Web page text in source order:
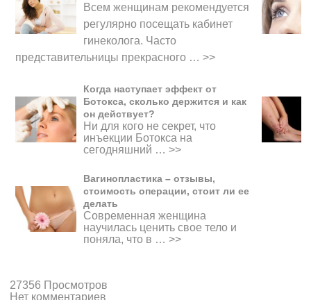
Всем женщинам рекомендуется
регулярно посещать кабинет
гинеколога. Часто
представительницы прекрасного … >>
Когда наступает эффект от
Ботокса, сколько держится и как
он действует?
Ни для кого не секрет, что
инъекции Ботокса на
сегодняшний … >>
Вагинопластика – отзывы,
стоимость операции, стоит ли ее
делать
Современная женщина
научилась ценить свое тело и
поняла, что в … >>
27356 Просмотров
Нет комментариев